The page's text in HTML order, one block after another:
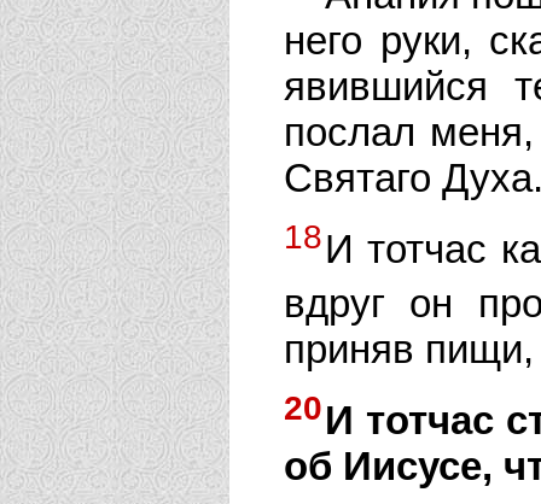
него руки,
явившийся
послал
Святаго
18И тотчас
вдруг он
приняв пищи,
20И тотчас
об Иисусе,